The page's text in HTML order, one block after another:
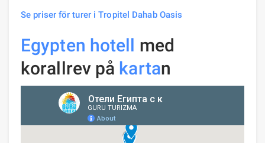
Se priser för turer i Tropitel Dahab Oasis
Egypten hotell med
korallrev på kartan